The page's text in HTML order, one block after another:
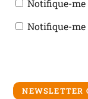
Notifique-
Notifique-me
NEWSLETTER